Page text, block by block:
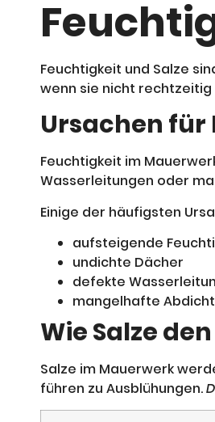
Feuchtigkeit und Salze
wenn sie nicht
Ursachen
Feuchtigkeit im
Wasserleitungen oder
Einige der häufigsten
aufsteigende
undichte Dächer
defekte
mangelhafte
Wie Salze
Salze im Mauerwerk
führen zu Ausblühungen.